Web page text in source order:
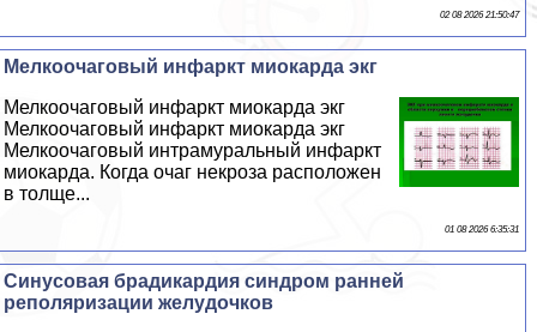
02 08 2026 21:50:47
Мелкоочаговый инфаркт миокарда экг
Мелкоочаговый инфаркт миокарда экг
Мелкоочаговый инфаркт миокарда экг
Мелкоочаговый интрамуральный инфаркт
миокарда. Когда очаг некроза расположен
в толще...
01 08 2026 6:35:31
Синусовая брадикардия синдром ранней
реполяризации желудочков